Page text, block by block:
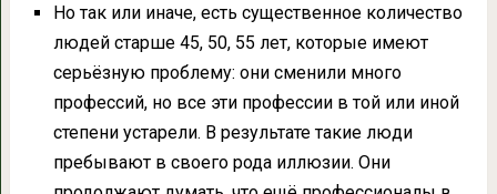
Но так или иначе, есть существенное количество
людей старше 45, 50, 55 лет, которые имеют
серьёзную проблему: они сменили много
профессий, но все эти профессии в той или иной
степени устарели. В результате такие люди
пребывают в своего рода иллюзии. Они